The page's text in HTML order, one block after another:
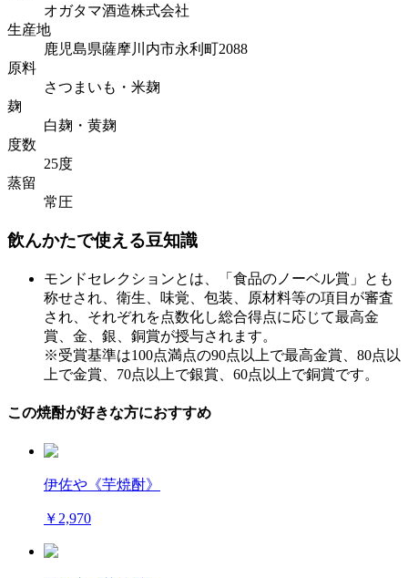
オガタマ酒造株式会社
生産地
鹿児島県薩摩川内市永利町2088
原料
さつまいも・米麹
麹
白麹・黄麹
度数
25度
蒸留
常圧
飲んかたで使える豆知識
モンドセレクションとは、「食品のノーベル賞」とも
称せされ、衛生、味覚、包装、原材料等の項目が審査
され、それぞれを点数化し総合得点に応じて最高金
賞、金、銀、銅賞が授与されます。
※受賞基準は100点満点の90点以上で最高金賞、80点以
上で金賞、70点以上で銀賞、60点以上で銅賞です。
この焼酎が好きな方におすすめ
伊佐や《芋焼酎》
￥2,970